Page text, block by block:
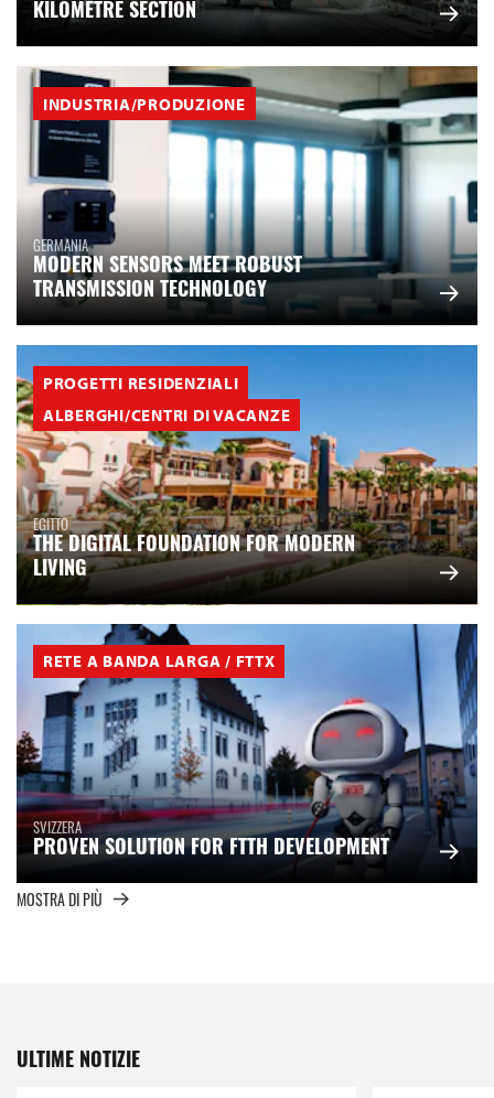
KILOMETRE SECTION
INDUSTRIA/PRODUZIONE
GERMANIA
MODERN SENSORS MEET ROBUST
TRANSMISSION TECHNOLOGY
PROGETTI RESIDENZIALI
ALBERGHI/CENTRI DI VACANZE
EGITTO
THE DIGITAL FOUNDATION FOR MODERN
LIVING
RETE A BANDA LARGA / FTTX
SVIZZERA
PROVEN SOLUTION FOR FTTH DEVELOPMENT
MOSTRA DI PIÙ
ULTIME NOTIZIE